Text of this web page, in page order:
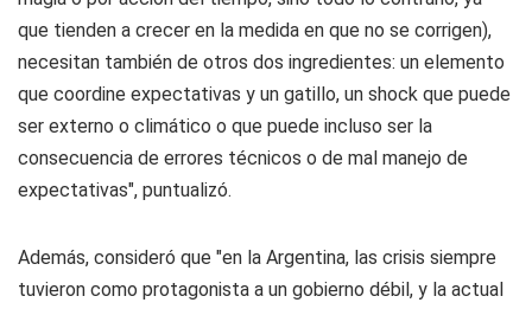
que tienden a crecer en la medida en que no se corrigen),
necesitan también de otros dos ingredientes: un elemento
que coordine expectativas y un gatillo, un shock que puede
ser externo o climático o que puede incluso ser la
consecuencia de errores técnicos o de mal manejo de
expectativas", puntualizó.
Además, consideró que "en la Argentina, las crisis siempre
tuvieron como protagonista a un gobierno débil, y la actual